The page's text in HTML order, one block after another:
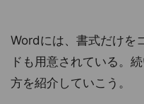
Wordには、書式だけを
ドも用意されている。
方を紹介していこう。